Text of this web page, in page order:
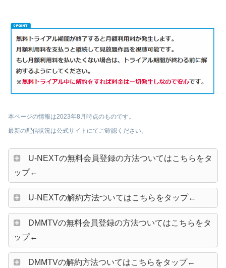
本ページの情報は2023年8月時点のものです。
最新の配信状況は公式サイトにてご確認ください。
U-NEXTの無料会員登録の方法ついてはこちらをタ
ップ←
U-NEXTの解約方法ついてはこちらをタップ←
DMMTVの無料会員登録の方法ついてはこちらをタ
ップ←
DMMTVの解約方法ついてはこちらをタップ←